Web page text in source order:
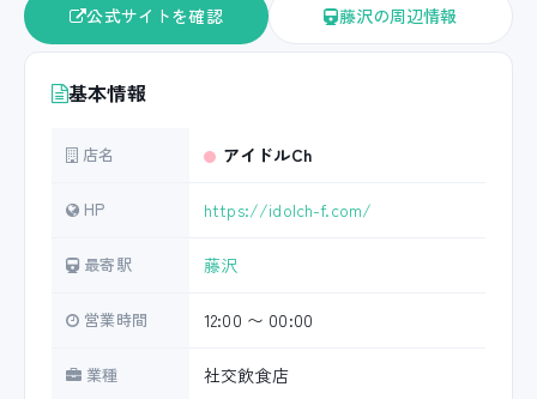
公式サイトを確認 藤沢の周辺情報
基本情報
店名 アイドルCh
HP https://idolch-f.com/
最寄駅 藤沢
営業時間 12:00 〜 00:00
業種 社交飲食店